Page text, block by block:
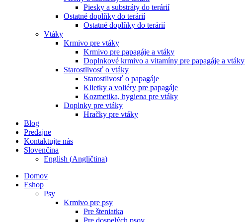
Piesky a substráty do terárií
Ostatné doplňky do terárií
Ostatné doplňky do terárií
Vtáky
Krmivo pre vtáky
Krmivo pre papagáje a vtáky
Doplnkové krmivo a vitamíny pre papagáje a vtáky
Starostlivosť o vtáky
Starostlivosť o papagáje
Klietky a voliéry pre papagáje
Kozmetika, hygiena pre vtáky
Doplnky pre vtáky
Hračky pre vtáky
Blog
Predajne
Kontaktujte nás
Slovenčina
English (Angličtina)
Domov
Eshop
Psy
Krmivo pre psy
Pre šteniatka
Pre dospelých psov